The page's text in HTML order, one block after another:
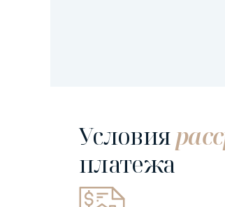
Условия
платежа